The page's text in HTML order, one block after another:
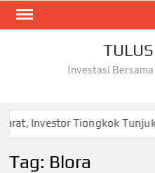
Skip
Investasi
Investor Tiongkok
Tag: Blora